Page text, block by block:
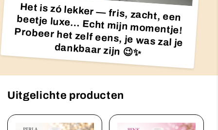
Het is zó lekker — fris, zacht, een
beetje luxe… Echt mijn momentje! Probeer het zelf eens, je was zal je
dankbaar zijn 😉✨
Uitgelichte producten